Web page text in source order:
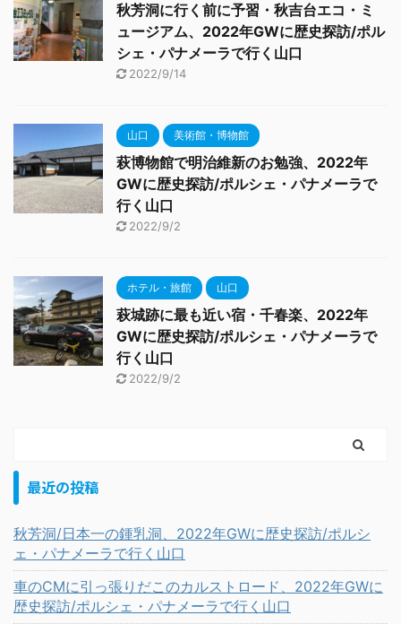
秋芳洞に行く前に予習・秋吉台エコ・ミ
ュージアム、2022年GWに歴史探訪/ポル
シェ・パナメーラで行く山口
2022/9/14
山口 美術館・博物館
萩博物館で明治維新のお勉強、2022年
GWに歴史探訪/ポルシェ・パナメーラで
行く山口
2022/9/2
ホテル・旅館 山口
萩城跡に最も近い宿・千春楽、2022年
GWに歴史探訪/ポルシェ・パナメーラで
行く山口
2022/9/2
最近の投稿
秋芳洞/日本一の鍾乳洞、2022年GWに歴史探訪/ポルシ
ェ・パナメーラで行く山口
車のCMに引っ張りだこのカルストロード、2022年GWに
歴史探訪/ポルシェ・パナメーラで行く山口